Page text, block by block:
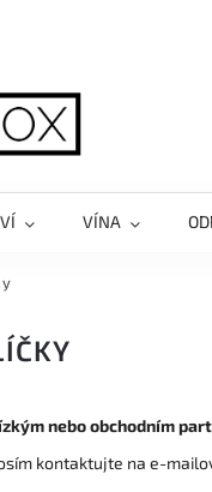
VÍNA
nebo obchodním
kontaktujte na e-